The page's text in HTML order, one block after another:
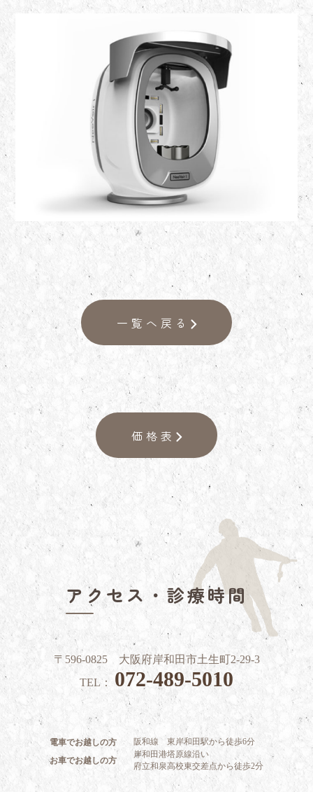
一覧へ戻る
価格表
アクセス・診療時間
〒596-0825 大阪府岸和田市土生町2-29-3
TEL： 072-489-5010
電車でお越しの方
阪和線 東岸和田駅から徒歩6分
お車でお越しの方
岸和田港塔原線沿い
府立和泉高校東交差点から徒歩2分